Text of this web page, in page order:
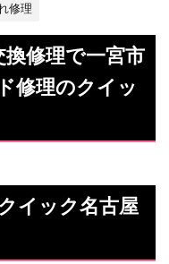
修理
修理で一宮市
修理のクイッ
イック名古屋